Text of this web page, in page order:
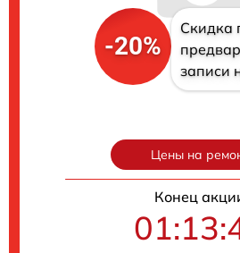
-20%
Скидка
записи
Цены на
Конец